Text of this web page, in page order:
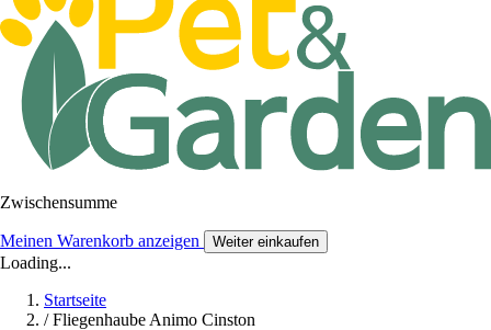
Zwischensumme
Meinen Warenkorb anzeigen Weiter einkaufen
Loading...
Startseite
/ Fliegenhaube Animo Cinston